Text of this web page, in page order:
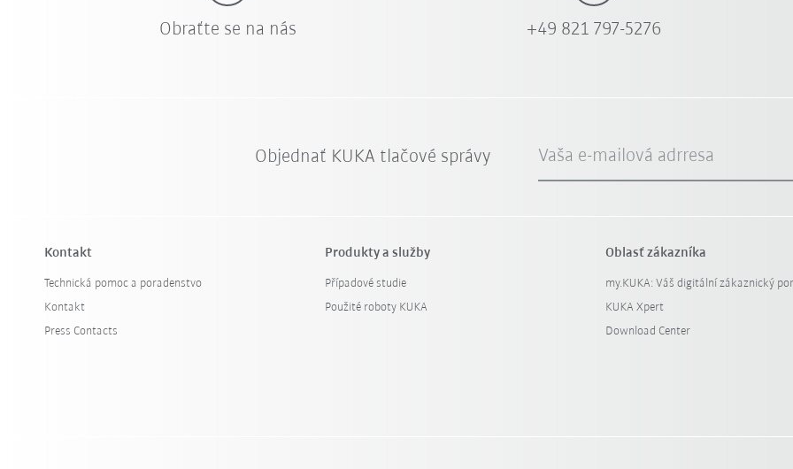
Obraťte se na nás +49 821 797-5276
Objednať KUKA tlačové správy Vaša e-mailová adrresa
Kontakt
Technická pomoc a poradenstvo
Kontakt
Press Contacts
Produkty a služby
Případové studie
Použité roboty KUKA
Oblasť zákazníka
my.KUKA: Váš digitální zákaznický
KUKA Xpert
Download Center